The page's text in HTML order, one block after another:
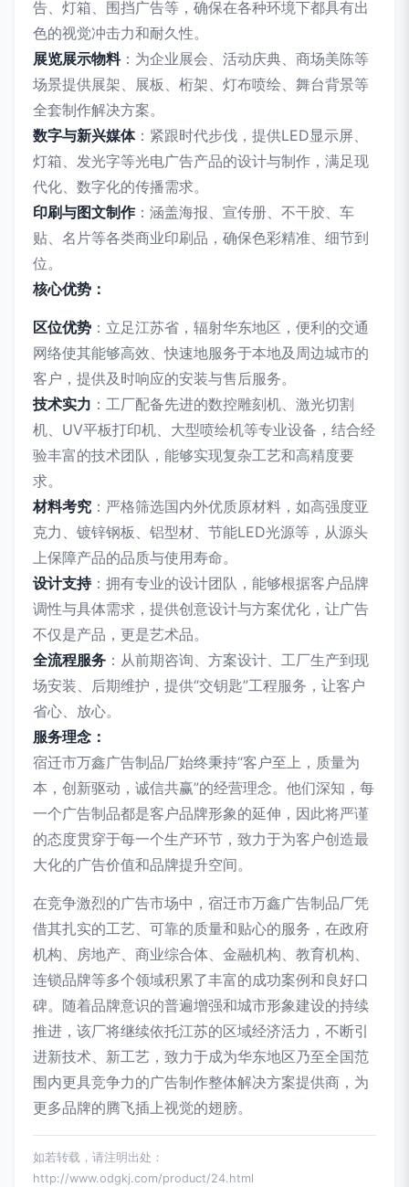
告、灯箱、围挡广告等，确保在各种环境下都具有出
色的视觉冲击力和耐久性。
展览展示物料：为企业展会、活动庆典、商场美陈等
场景提供展架、展板、桁架、灯布喷绘、舞台背景等
全套制作解决方案。
数字与新兴媒体：紧跟时代步伐，提供LED显示屏、
灯箱、发光字等光电广告产品的设计与制作，满足现
代化、数字化的传播需求。
印刷与图文制作：涵盖海报、宣传册、不干胶、车
贴、名片等各类商业印刷品，确保色彩精准、细节到
位。
核心优势：
区位优势 ：立足江苏省，辐射华东地区，便利的交通
网络使其能够高效、快速地服务于本地及周边城市的
客户，提供及时响应的安装与售后服务。
技术实力 ：工厂配备先进的数控雕刻机、激光切割
机、UV平板打印机、大型喷绘机等专业设备，结合经
验丰富的技术团队，能够实现复杂工艺和高精度要
求。
材料考究 ：严格筛选国内外优质原材料，如高强度亚
克力、镀锌钢板、铝型材、节能LED光源等，从源头
上保障产品的品质与使用寿命。
设计支持：拥有专业的设计团队，能够根据客户品牌
调性与具体需求，提供创意设计与方案优化，让广告
不仅是产品，更是艺术品。
全流程服务 ：从前期咨询、方案设计、工厂生产到现
场安装、后期维护，提供“交钥匙”工程服务，让客户
省心、放心。
服务理念：
宿迁市万鑫广告制品厂始终秉持“客户至上，质量为
本，创新驱动，诚信共赢”的经营理念。他们深知，每
一个广告制品都是客户品牌形象的延伸，因此将严谨
的态度贯穿于每一个生产环节，致力于为客户创造最
大化的广告价值和品牌提升空间。
在竞争激烈的广告市场中，宿迁市万鑫广告制品厂凭
借其扎实的工艺、可靠的质量和贴心的服务，在政府
机构、房地产、商业综合体、金融机构、教育机构、
连锁品牌等多个领域积累了丰富的成功案例和良好口
碑。随着品牌意识的普遍增强和城市形象建设的持续
推进，该厂将继续依托江苏的区域经济活力，不断引
进新技术、新工艺，致力于成为华东地区乃至全国范
围内更具竞争力的广告制作整体解决方案提供商，为
更多品牌的腾飞插上视觉的翅膀。
如若转载，请注明出处：
http://www.odgkj.com/product/24.html